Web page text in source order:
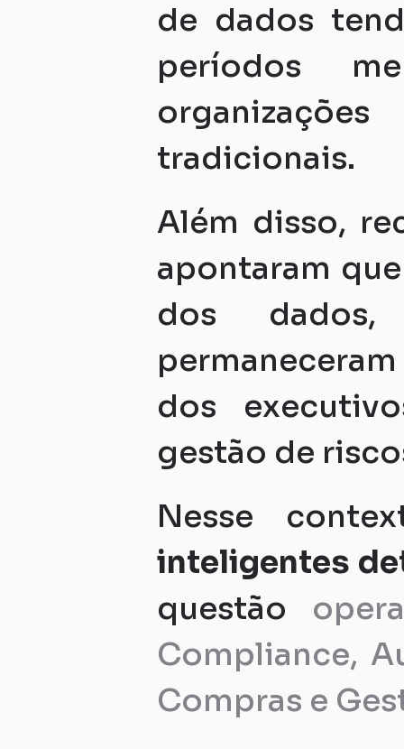
de dados
períodos
tradicionais.
Além disso,
apontaram
dos
dos
gestão de
Nesse
inteligentes
questão
Compliance,
Compras e